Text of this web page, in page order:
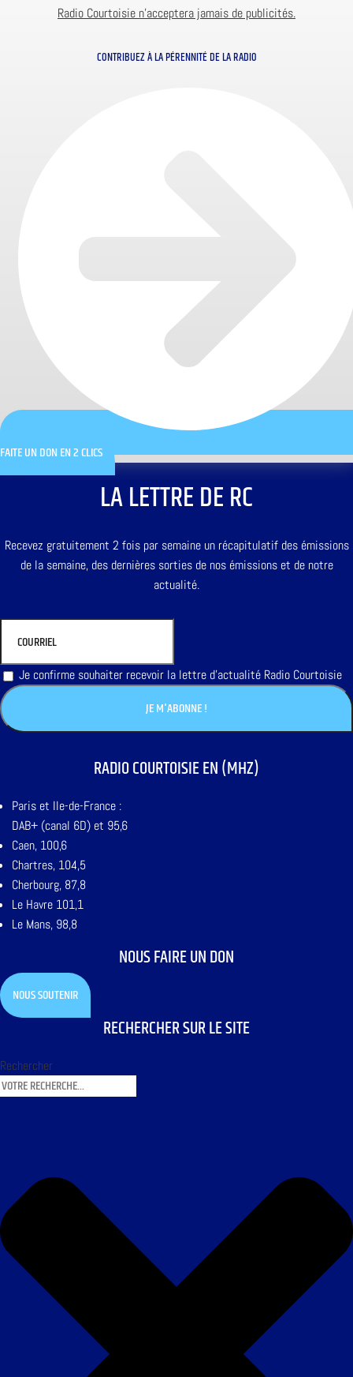
Radio Courtoisie n’acceptera jamais de publicités.
CONTRIBUEZ À LA PÉRENNITÉ DE LA RADIO
FAITE UN DON EN 2 CLICS
LA LETTRE DE RC
Recevez gratuitement 2 fois par semaine un récapitulatif des émissions
de la semaine, des dernières sorties de nos émissions et de notre
actualité.
Je confirme souhaiter recevoir la lettre d'actualité Radio Courtoisie
RADIO COURTOISIE EN (MHZ)
Paris et Ile-de-France :
DAB+ (canal 6D) et 95,6
Caen, 100,6
Chartres, 104,5
Cherbourg, 87,8
Le Havre 101,1
Le Mans, 98,8
NOUS FAIRE UN DON
NOUS SOUTENIR
RECHERCHER SUR LE SITE
Rechercher